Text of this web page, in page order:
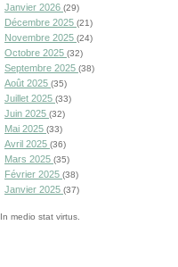
Janvier 2026 (29)
Décembre 2025 (21)
Novembre 2025 (24)
Octobre 2025 (32)
Septembre 2025 (38)
Août 2025 (35)
Juillet 2025 (33)
Juin 2025 (32)
Mai 2025 (33)
Avril 2025 (36)
Mars 2025 (35)
Février 2025 (38)
Janvier 2025 (37)
In medio stat virtus.